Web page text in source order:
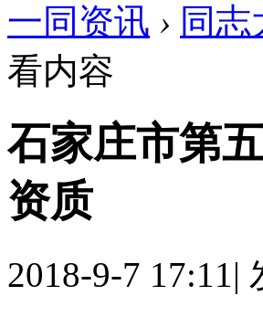
一同资讯 › 同
看内容
石家庄市第
资质
2018-9-7 17:11|